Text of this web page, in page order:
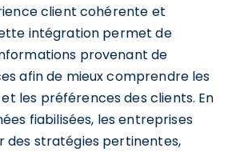
client cohérente et
intégration permet de
provenant de
afin de mieux comprendre les
les préférences des clients. En
fiabilisées, les entreprises
des stratégies pertinentes,